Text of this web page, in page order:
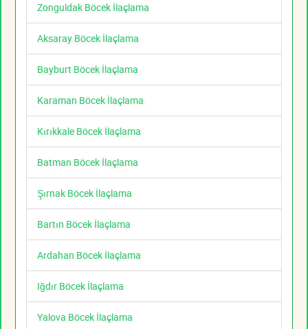
Zonguldak Böcek İlaçlama
Aksaray Böcek İlaçlama
Bayburt Böcek İlaçlama
Karaman Böcek İlaçlama
Kırıkkale Böcek İlaçlama
Batman Böcek İlaçlama
Şırnak Böcek İlaçlama
Bartın Böcek İlaçlama
Ardahan Böcek İlaçlama
Iğdır Böcek İlaçlama
Yalova Böcek İlaçlama